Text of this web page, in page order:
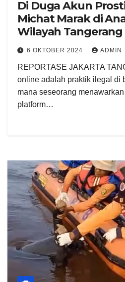
Di Duga Akun
Michat Marak di
Wilayah Tangerang
6 OKTOBER 2024 ADMIN
REPORTASE JAKARTA
online adalah praktik ilegal di
mana seseorang
platform…